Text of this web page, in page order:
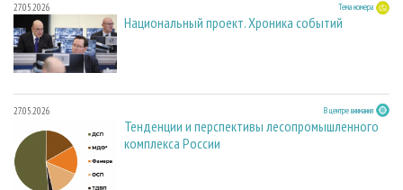
27.05.2026 Тема номера
Национальный проект. Хроника событий
27.05.2026 В центре внимания
Тенденции и перспективы лесопромышленного
комплекса России